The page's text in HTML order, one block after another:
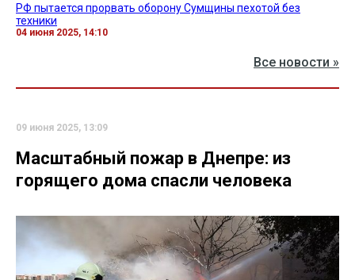
РФ пытается прорвать оборону Сумщины пехотой без
техники
04 июня 2025, 14:10
Все новости »
09 июня 2025, 13:09
Масштабный пожар в Днепре: из
горящего дома спасли человека